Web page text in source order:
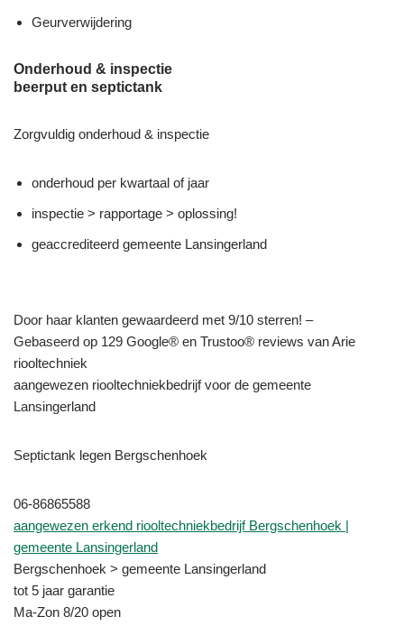
Geurverwijdering
Onderhoud & inspectie
beerput en septictank
Zorgvuldig onderhoud & inspectie
onderhoud per kwartaal of jaar
inspectie > rapportage > oplossing!
geaccrediteerd gemeente Lansingerland
Door haar klanten gewaardeerd met 9/10 sterren! –
Gebaseerd op 129 Google® en Trustoo® reviews van Arie
riooltechniek
aangewezen riooltechniekbedrijf voor de gemeente
Lansingerland
Septictank legen Bergschenhoek
06-86865588
aangewezen erkend riooltechniekbedrijf Bergschenhoek |
gemeente Lansingerland
Bergschenhoek > gemeente Lansingerland
tot 5 jaar garantie
Ma-Zon 8/20 open